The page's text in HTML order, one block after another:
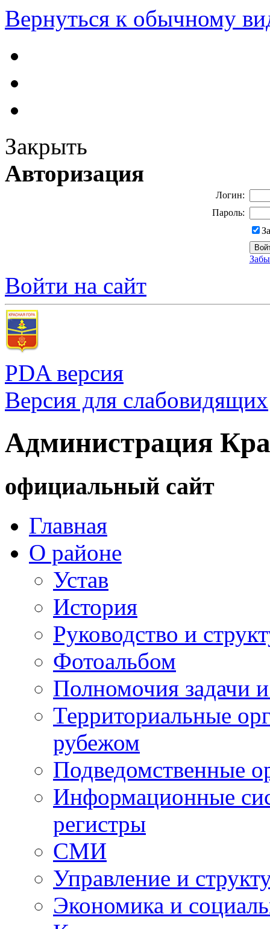
Вернуться к обычному
Закрыть
Авторизация
Логин:
Пароль:
Войти на сайт
PDA версия
Версия для слабовидящих
Администрация
официальный сайт
Главная
О районе
Устав
История
Руководство и
Фотоальбом
Полномочия задачи
Территориальные
рубежом
Подведомственные
Информационные
регистры
СМИ
Управление и
Экономика и